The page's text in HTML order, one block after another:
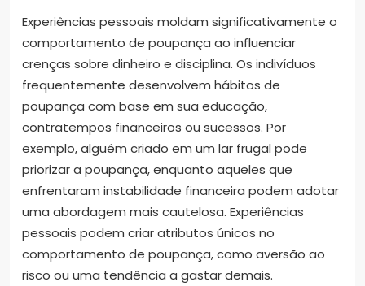
Experiências pessoais moldam significativamente o
comportamento de poupança ao influenciar
crenças sobre dinheiro e disciplina. Os indivíduos
frequentemente desenvolvem hábitos de
poupança com base em sua educação,
contratempos financeiros ou sucessos. Por
exemplo, alguém criado em um lar frugal pode
priorizar a poupança, enquanto aqueles que
enfrentaram instabilidade financeira podem adotar
uma abordagem mais cautelosa. Experiências
pessoais podem criar atributos únicos no
comportamento de poupança, como aversão ao
risco ou uma tendência a gastar demais.